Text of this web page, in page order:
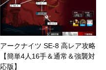
アークナイツ SE-8 高レア攻略
【簡単4人16手＆通常＆強襲対
応版】